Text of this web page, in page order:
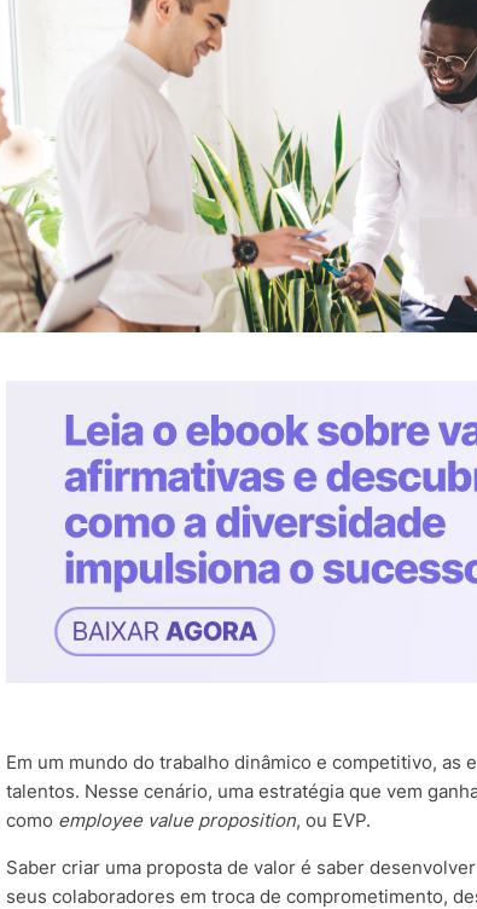
Em um mundo do trabalho dinâmico e competitivo,
talentos. Nesse cenário, uma estratégia que vem
como employee value proposition, ou EVP.
Saber criar uma proposta de valor é saber
seus colaboradores em troca de comprometimento,